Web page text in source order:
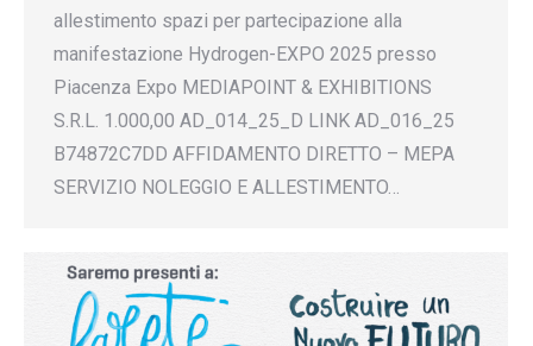
allestimento spazi per partecipazione alla
manifestazione Hydrogen-EXPO 2025 presso
Piacenza Expo MEDIAPOINT & EXHIBITIONS
S.R.L. 1.000,00 AD_014_25_D LINK AD_016_25
B74872C7DD AFFIDAMENTO DIRETTO – MEPA
SERVIZIO NOLEGGIO E ALLESTIMENTO…